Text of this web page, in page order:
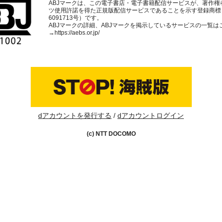
ABJマークは、この電子書店・電子書籍配信サービスが、著作権
ツ使用許諾を得た正規版配信サービスであることを示す登録商
6091713号）です。
ABJマークの詳細、ABJマークを掲示しているサービスの一覧は
→ https://aebs.or.jp/
dアカウントを発行する dアカウントログイン
(c) NTT DOCOMO